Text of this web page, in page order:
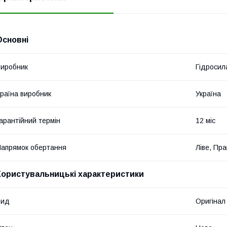
виробник Україна
термін 12 міс
обертання Ліве,
характеристики
Оригінал